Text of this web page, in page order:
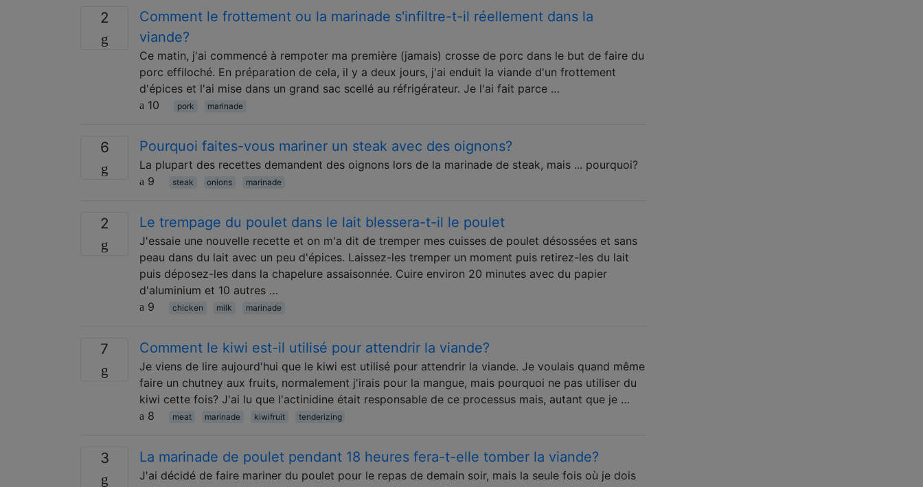
2
Comment le frottement ou la marinade s'infiltre-t-il réellement dans la
viande?
Ce matin, j'ai commencé à rempoter ma première (jamais) crosse de porc dans le but de faire du
porc effiloché. En préparation de cela, il y a deux jours, j'ai enduit la viande d'un frottement
d'épices et l'ai mise dans un grand sac scellé au réfrigérateur. Je l'ai fait parce …
10
pork marinade
6 Pourquoi faites-vous mariner un steak avec des oignons?
La plupart des recettes demandent des oignons lors de la marinade de steak, mais ... pourquoi?
9
steak onions marinade
2 Le trempage du poulet dans le lait blessera-t-il le poulet
J'essaie une nouvelle recette et on m'a dit de tremper mes cuisses de poulet désossées et sans
peau dans du lait avec un peu d'épices. Laissez-les tremper un moment puis retirez-les du lait
puis déposez-les dans la chapelure assaisonnée. Cuire environ 20 minutes avec du papier
d'aluminium et 10 autres …
9
chicken milk marinade
7 Comment le kiwi est-il utilisé pour attendrir la viande?
Je viens de lire aujourd'hui que le kiwi est utilisé pour attendrir la viande. Je voulais quand même
faire un chutney aux fruits, normalement j'irais pour la mangue, mais pourquoi ne pas utiliser du
kiwi cette fois? J'ai lu que l'actinidine était responsable de ce processus mais, autant que je …
8
meat marinade kiwifruit tenderizing
3 La marinade de poulet pendant 18 heures fera-t-elle tomber la viande?
J'ai décidé de faire mariner du poulet pour le repas de demain soir, mais la seule fois où je dois